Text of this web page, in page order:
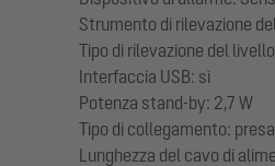
Strumento di rilevazione
Tipo di rilevazione del
Interfaccia USB: sì
Potenza stand-by: 2,7 W
Tipo di collegamento:
Lunghezza del cavo di